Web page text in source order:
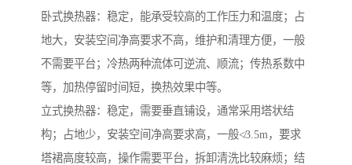
卧式换热器：稳定，能承受较高的工作压力和温度；占
地大，安装空间净高要求不高，维护和清理方便，一般
不需要平台；冷热两种流体可逆流、顺流；传热系数中
等，加热停留时间短，换热效果中等。
立式换热器：稳定，需要垂直铺设，通常采用塔状结
构；占地少，安装空间净高要求高，一般≮3.5m，要求
塔裙高度较高，操作需要平台，拆卸清洗比较麻烦；结